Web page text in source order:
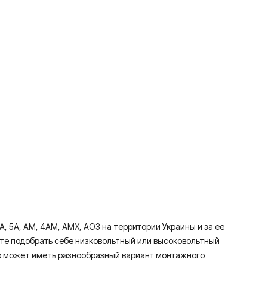
5А, АМ, 4АМ, АМХ, АО3 на территории Украины и за ее
подобрать себе низковольтный или высоковольтный
может иметь разнообразный вариант монтажного